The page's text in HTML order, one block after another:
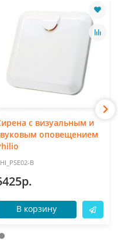
с визуальным и
оповещением
B
В корзину